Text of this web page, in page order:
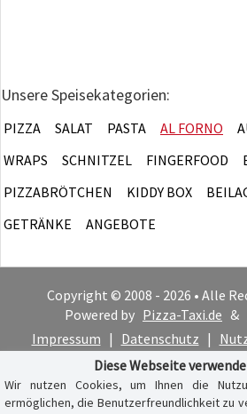
Unsere Speisekategorien:
PIZZA SALAT PASTA AL FORNO
WRAPS
SCHNITZEL FINGERFOOD
PIZZABRÖTCHEN
KIDDY BOX
GETRÄNKE
ANGEBOTE
Copyright © 2008 - 2026 • Alle
Powered by Pizza-Taxi.de &
Impressum | Datenschutz |
Cookie-Hinweis
Diese Webseite
Wir nutzen Cookies, um Ihnen die
ermöglichen, die Benutzerfreundlichkeit zu